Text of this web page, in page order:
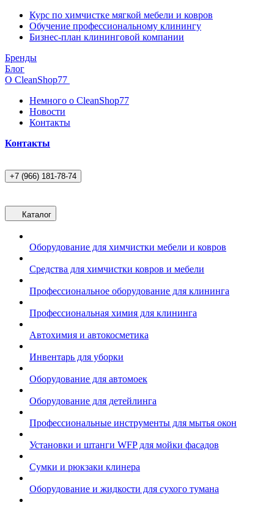
Курс по химчистке мягкой мебели и ковров
Обучение профессиональному клинингу
Бизнес-план клининговой компании
Бренды
Блог
О CleanShop77
Немного о CleanShop77
Новости
Контакты
Контакты
+7 (966) 181-78-74
Каталог
Оборудование для химчистки мебели и ковров
Средства для химчистки ковров и мебели
Профессиональное оборудование для клининга
Профессиональная химия для клининга
Автохимия и автокосметика
Инвентарь для уборки
Оборудование для автомоек
Оборудование для детейлинга
Профессиональные инструменты для мытья окон
Установки и штанги WFP для мойки фасадов
Сумки и рюкзаки клинера
Оборудование и жидкости для сухого тумана